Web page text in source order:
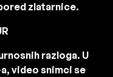
zlatarnice.
razloga. U
a, video snimci se